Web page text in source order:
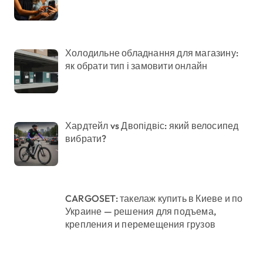
Холодильне обладнання для магазину:
як обрати тип і замовити онлайн
Хардтейл vs Двопідвіс: який велосипед
вибрати?
CARGOSET: такелаж купить в Киеве и по
Украине — решения для подъема,
крепления и перемещения грузов